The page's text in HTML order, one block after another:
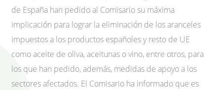
de España han pedido al Comisario su máxima
implicación para lograr la eliminación de los aranceles
impuestos a los productos españoles y resto de UE
como aceite de oliva, aceitunas o vino, entre otros, para
los que han pedido, además, medidas de apoyo a los
sectores afectados. El Comisario ha informado que es